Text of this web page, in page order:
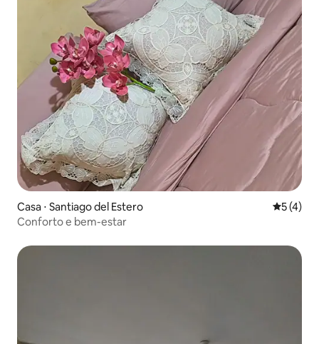
Casa ⋅ Santiago del Estero 5 de
5 (4)
Conforto e bem-estar